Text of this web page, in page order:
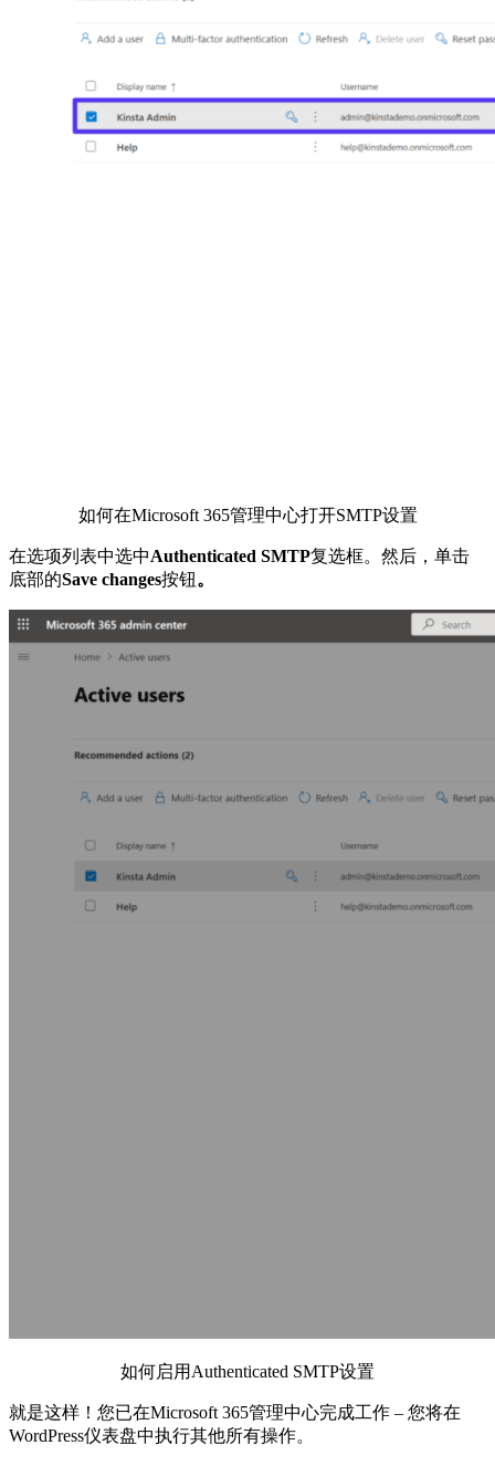
如何在Microsoft 365管理中心打开SMTP设置
在选项列表中选中Authenticated SMTP复选框。然后，单击
底部的Save changes按钮。
如何启用Authenticated SMTP设置
就是这样！您已在Microsoft 365管理中心完成工作 – 您将在
WordPress仪表盘中执行其他所有操作。